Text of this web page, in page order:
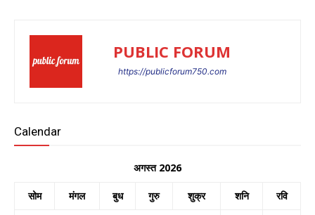
PUBLIC FORUM
https://publicforum750.com
Calendar
अगस्त 2026
सोम मंगल बुध गुरु शुक्र शनि रवि